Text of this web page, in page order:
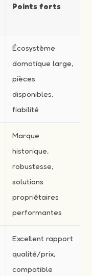
Points forts
Écosystème
domotique large,
pièces
disponibles,
fiabilité
Marque
historique,
robustesse,
solutions
propriétaires
performantes
Excellent rapport
qualité/prix,
compatible